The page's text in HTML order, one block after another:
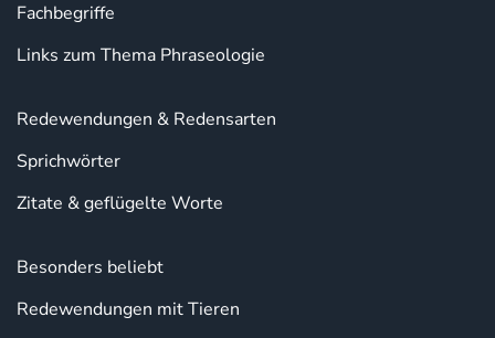
Fachbegriffe
Links zum Thema Phraseologie
Redewendungen & Redensarten
Sprichwörter
Zitate & geflügelte Worte
Besonders beliebt
Redewendungen mit Tieren